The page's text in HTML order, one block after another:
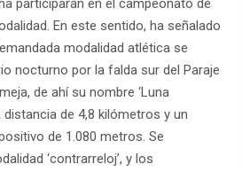
participarán en el campeonato de
En este sentido, ha señalado
modalidad atlética se
nocturno por la falda sur del Paraje
de ahí su nombre ‘Luna
distancia de 4,8 kilómetros y un
de 1.080 metros. Se
‘contrarreloj’, y los